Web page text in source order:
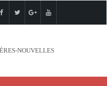
NOUVELLES